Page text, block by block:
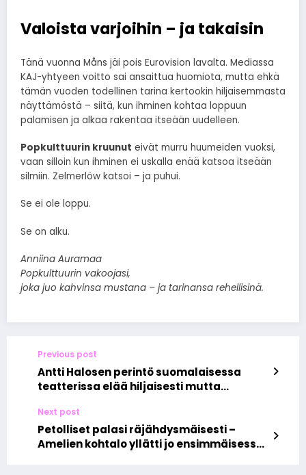
Valoista varjoihin – ja takaisin
Tänä vuonna Måns jäi pois Eurovision lavalta. Mediassa
KAJ-yhtyeen voitto sai ansaittua huomiota, mutta ehkä
tämän vuoden todellinen tarina kertookin hiljaisemmasta
näyttämöstä – siitä, kun ihminen kohtaa loppuun
palamisen ja alkaa rakentaa itseään uudelleen.
Popkulttuurin kruunut eivät murru huumeiden vuoksi,
vaan silloin kun ihminen ei uskalla enää katsoa itseään
silmiin. Zelmerlöw katsoi – ja puhui.
Se ei ole loppu.
Se on alku.
Anniina Auramaa
Popkulttuurin vakoojasi,
joka juo kahvinsa mustana – ja tarinansa rehellisinä.
Previous post
Antti Halosen perintö suomalaisessa
teatterissa elää hiljaisesti mutta
Next post
Petolliset palasi räjähdysmäisesti –
Amelien kohtalo yllätti jo ensimmäisessä